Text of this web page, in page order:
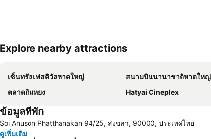
Explore nearby attractions
เซ็นทรัลเฟสติวัลหาดใหญ่ สนามบินนานาชาติหาดใหญ่
ตลาดกิมหยง
Hatyai Cineplex
ข้อมูลที่พัก
Soi Anuson Phatthanakan 94/25, สงขลา, 90000, ประเทศไทย
ดูเพิ่มเติม